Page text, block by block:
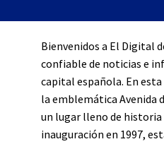
Bienvenidos a El Digital
confiable de noticias e
capital española. En
la emblemática Avenida
un lugar lleno de historia
inauguración en 1997,